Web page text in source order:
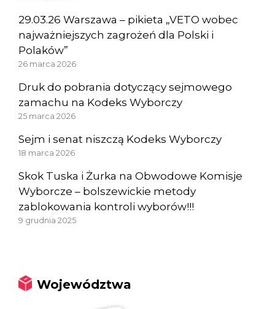
29.03.26 Warszawa – pikieta „VETO wobec
najważniejszych zagrożeń dla Polski i
Polaków”
26 marca 2026
Druk do pobrania dotyczący sejmowego
zamachu na Kodeks Wyborczy
25 marca 2026
Sejm i senat niszczą Kodeks Wyborczy
18 marca 2026
Skok Tuska i Żurka na Obwodowe Komisje
Wyborcze – bolszewickie metody
zablokowania kontroli wyborów!!!
9 grudnia 2025
Województwa